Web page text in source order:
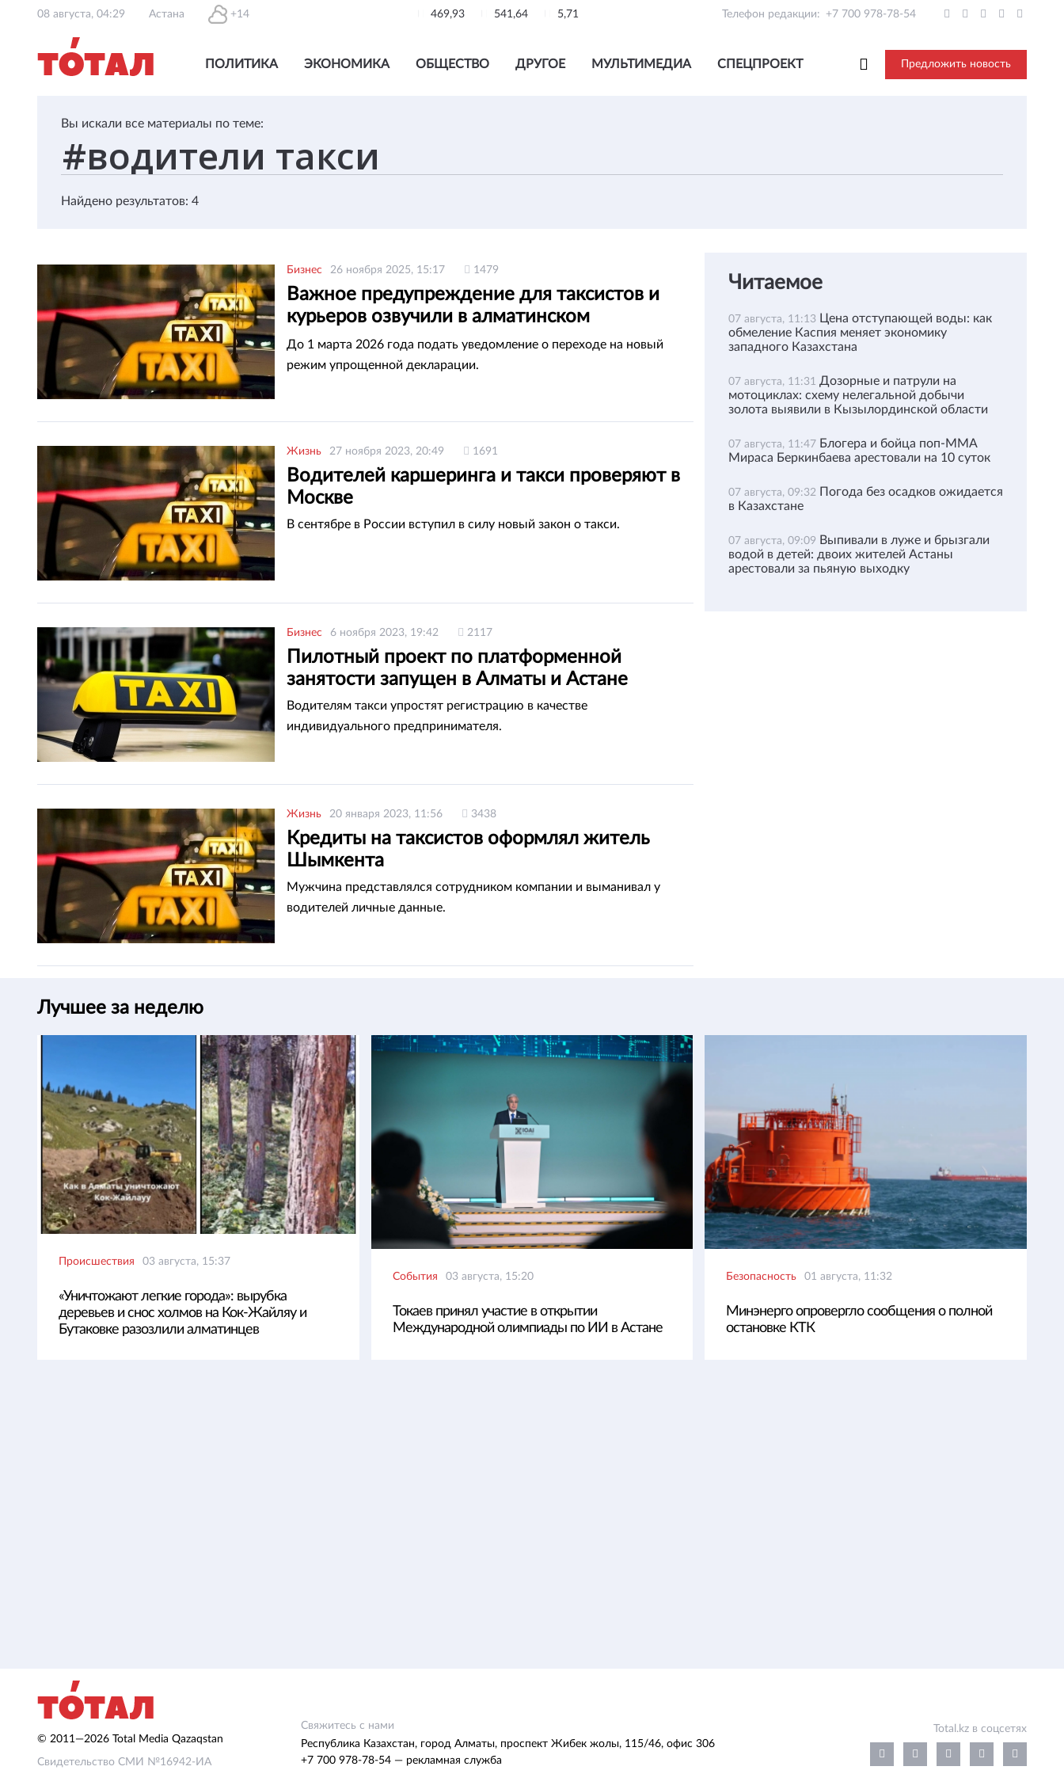
08 августа, 04:29 Астана +14 469,93 541,64 5,71 Телефон редакции: +7 700 978-78-54
ПОЛИТИКА ЭКОНОМИКА ОБЩЕСТВО ДРУГОЕ МУЛЬТИМЕДИА СПЕЦПРОЕКТ Предложить новость
Вы искали все материалы по теме:
Найдено результатов: 4
Бизнес 26 ноября 2025, 15:17 1479
Важное предупреждение для таксистов и
курьеров озвучили в алматинском
департаменте госдоходов
До 1 марта 2026 года подать уведомление о переходе на новый
режим упрощенной декларации.
Жизнь 27 ноября 2023, 20:49 1691
Водителей каршеринга и такси проверяют в
Москве
В сентябре в России вступил в силу новый закон о такси.
Бизнес 6 ноября 2023, 19:42 2117
Пилотный проект по платформенной
занятости запущен в Алматы и Астане
Водителям такси упростят регистрацию в качестве
индивидуального предпринимателя.
Жизнь 20 января 2023, 11:56 3438
Кредиты на таксистов оформлял житель
Шымкента
Мужчина представлялся сотрудником компании и выманивал у
водителей личные данные.
Читаемое
07 августа, 11:13 Цена отступающей воды: как
обмеление Каспия меняет экономику
западного Казахстана
07 августа, 11:31 Дозорные и патрули на
мотоциклах: схему нелегальной добычи
золота выявили в Кызылординской области
07 августа, 11:47 Блогера и бойца поп-ММА
Мираса Беркинбаева арестовали на 10 суток
07 августа, 09:32 Погода без осадков ожидается
в Казахстане
07 августа, 09:09 Выпивали в луже и брызгали
водой в детей: двоих жителей Астаны
арестовали за пьяную выходку
Лучшее за неделю
Происшествия 03 августа, 15:37
«Уничтожают легкие города»: вырубка
деревьев и снос холмов на Кок-Жайляу и
Бутаковке разозлили алматинцев
События 03 августа, 15:20
Токаев принял участие в открытии
Международной олимпиады по ИИ в Астане
Безопасность 01 августа, 11:32
Минэнерго опровергло сообщения о полной
остановке КТК
© 2011—2026 Total Media Qazaqstan
Свидетельство СМИ №16942-ИА
Свяжитесь с нами
Республика Казахстан, город Алматы, проспект Жибек жолы, 115/46, офис 306
+7 700 978-78-54 — рекламная служба
Total.kz в соцсетях